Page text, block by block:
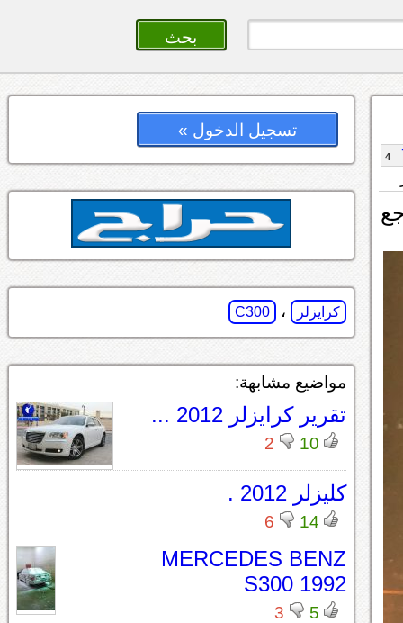
4
تسجيل الدخول »
كرايزلر ، C300
مواضيع مشابهة:
تقرير كرايزلر 2012 ...
10
2
كليزلر 2012 .
14
6
MERCEDES BENZ
S300 1992
5
3